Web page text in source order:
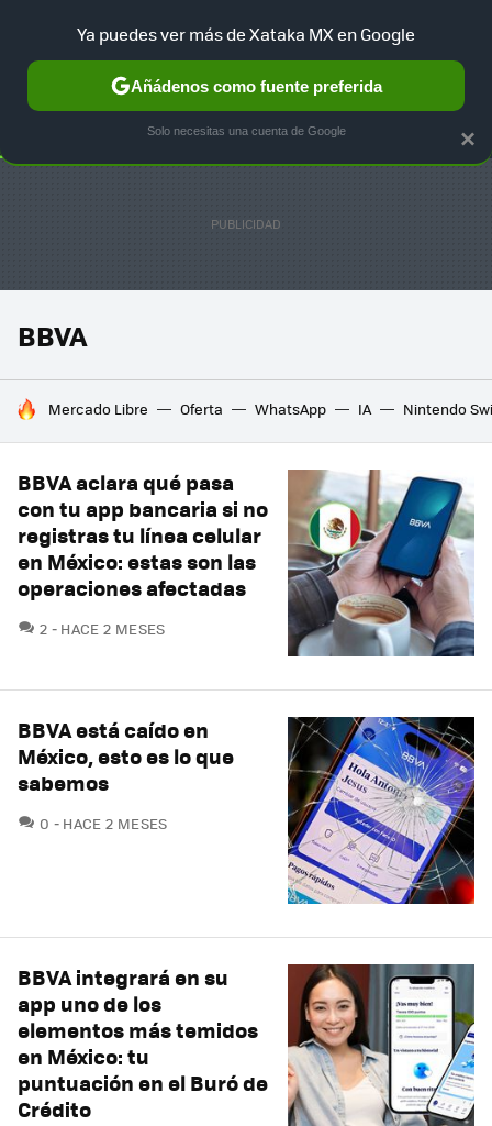
SELECCIÓN GAMING HOME AUTO TERRITORIO
BBVA
HOY SE HABLA DE
Mercado Libre Oferta WhatsApp IA Nintendo
BBVA aclara qué pasa
con tu app bancaria si no
registras tu línea celular
en México: estas son las
operaciones afectadas
2 COMENTARIOS
HACE 2 MESES
BBVA está caído en
México, esto es lo que
sabemos
0 COMENTARIOS
HACE 2 MESES
BBVA integrará en su
app uno de los
elementos más temidos
en México: tu
puntuación en el Buró de
Crédito
×
Ya puedes ver más de Xataka MX en Google
Añádenos como fuente preferida
Solo necesitas una cuenta de Google